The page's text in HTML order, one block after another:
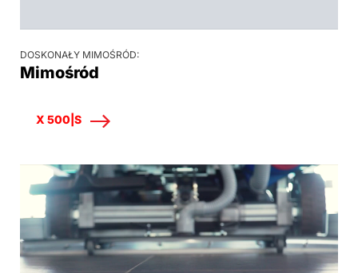
DOSKONAŁY MIMOŚRÓD:
Mimośród
X 500|S